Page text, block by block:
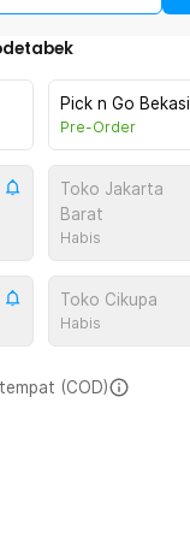
Pick n Go Bekasi
Pre-Order
Toko Jakarta
Barat
Habis
Toko Cikupa
Habis
(COD)